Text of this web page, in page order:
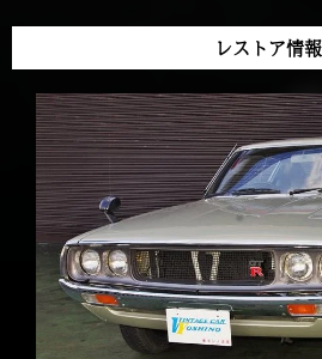
レストア情報